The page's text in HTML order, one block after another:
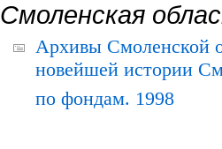
Смоленская
Архивы Смоленской
новейшей истории
по фондам. 1998